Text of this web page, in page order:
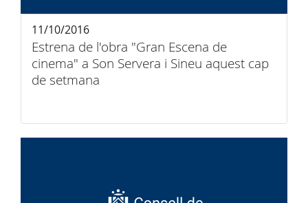
Estrena de l'obra "Gran Escena de
cinema" a Son Servera i Sineu aquest cap
de setmana
11/10/2016